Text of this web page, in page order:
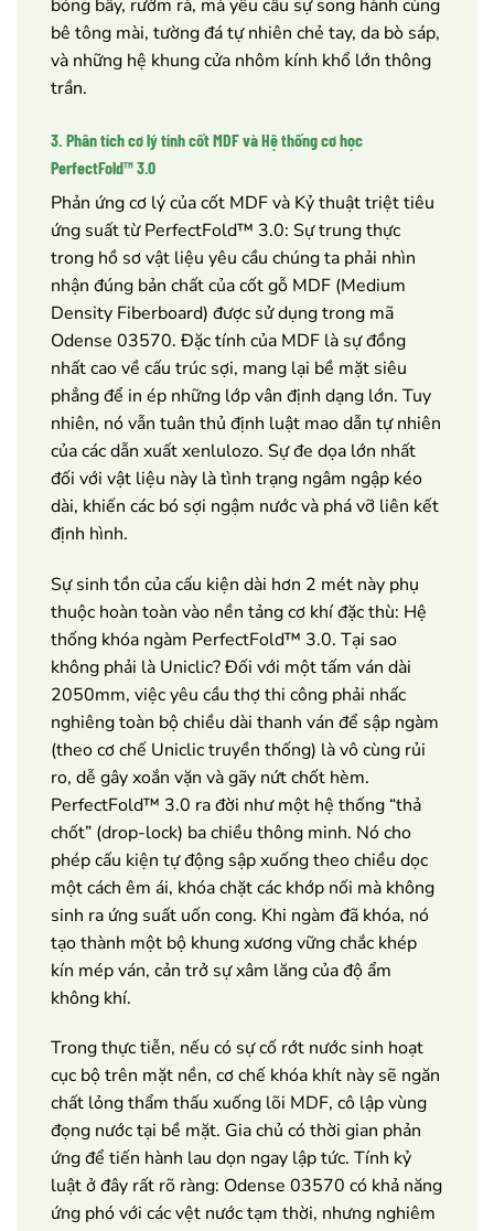
bóng bẩy, rườm rà, mà yêu cầu sự song hành cùng
bê tông mài, tường đá tự nhiên chẻ tay, da bò sáp,
và những hệ khung cửa nhôm kính khổ lớn thông
trần.
3. Phân tích cơ lý tính cốt MDF và Hệ thống cơ học
PerfectFold™ 3.0
Phản ứng cơ lý của cốt MDF và Kỷ thuật triệt tiêu
ứng suất từ PerfectFold™ 3.0: Sự trung thực
trong hồ sơ vật liệu yêu cầu chúng ta phải nhìn
nhận đúng bản chất của cốt gỗ MDF (Medium
Density Fiberboard) được sử dụng trong mã
Odense 03570. Đặc tính của MDF là sự đồng
nhất cao về cấu trúc sợi, mang lại bề mặt siêu
phẳng để in ép những lớp vân định dạng lớn. Tuy
nhiên, nó vẫn tuân thủ định luật mao dẫn tự nhiên
của các dẫn xuất xenlulozo. Sự đe dọa lớn nhất
đối với vật liệu này là tình trạng ngâm ngập kéo
dài, khiến các bó sợi ngậm nước và phá vỡ liên kết
định hình.
Sự sinh tồn của cấu kiện dài hơn 2 mét này phụ
thuộc hoàn toàn vào nền tảng cơ khí đặc thù: Hệ
thống khóa ngàm PerfectFold™ 3.0. Tại sao
không phải là Uniclic? Đối với một tấm ván dài
2050mm, việc yêu cầu thợ thi công phải nhấc
nghiêng toàn bộ chiều dài thanh ván để sập ngàm
(theo cơ chế Uniclic truyền thống) là vô cùng rủi
ro, dễ gây xoắn vặn và gãy nứt chốt hèm.
PerfectFold™ 3.0 ra đời như một hệ thống “thả
chốt” (drop-lock) ba chiều thông minh. Nó cho
phép cấu kiện tự động sập xuống theo chiều dọc
một cách êm ái, khóa chặt các khớp nối mà không
sinh ra ứng suất uốn cong. Khi ngàm đã khóa, nó
tạo thành một bộ khung xương vững chắc khép
kín mép ván, cản trở sự xâm lăng của độ ẩm
không khí.
Trong thực tiễn, nếu có sự cố rớt nước sinh hoạt
cục bộ trên mặt nền, cơ chế khóa khít này sẽ ngăn
chất lỏng thẩm thấu xuống lõi MDF, cô lập vùng
đọng nước tại bề mặt. Gia chủ có thời gian phản
ứng để tiến hành lau dọn ngay lập tức. Tính kỷ
luật ở đây rất rõ ràng: Odense 03570 có khả năng
ứng phó với các vệt nước tạm thời, nhưng nghiêm